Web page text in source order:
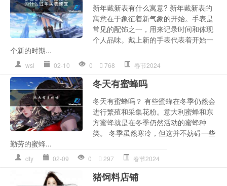
新年戴新表有什么寓意? 新年戴新表的
寓意在于象征着新气象的开始。手表是
常见的配饰之一，用来记录时间和体现
个人品味。戴上新的手表代表着开始一
个新的时期...
wsl 02-10 0 768 春节2024
冬天有蜜蜂吗
冬天有蜜蜂吗？ 有些蜜蜂在冬季仍然会
进行繁殖和采集花粉。意大利蜜蜂和东
方蜜蜂就是在冬季仍然活动的蜜蜂种
类。 冬季虽然寒冷，但这并不妨碍一些
勤劳的蜜蜂...
dty 02-09 0 297 春节2024
猪饲料店铺